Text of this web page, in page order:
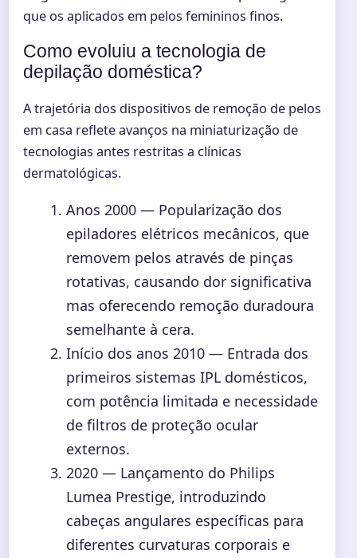
que os aplicados em pelos femininos finos.
Como evoluiu a tecnologia de
depilação doméstica?
A trajetória dos dispositivos de remoção de pelos
em casa reflete avanços na miniaturização de
tecnologias antes restritas a clínicas
dermatológicas.
Anos 2000 — Popularização dos
epiladores elétricos mecânicos, que
removem pelos através de pinças
rotativas, causando dor significativa
mas oferecendo remoção duradoura
semelhante à cera.
Início dos anos 2010 — Entrada dos
primeiros sistemas IPL domésticos,
com potência limitada e necessidade
de filtros de proteção ocular
externos.
2020 — Lançamento do Philips
Lumea Prestige, introduzindo
cabeças angulares específicas para
diferentes curvaturas corporais e